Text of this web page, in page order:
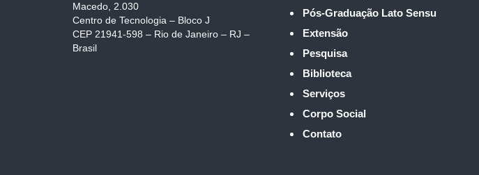
Macedo, 2.030
Centro de Tecnologia – Bloco J
CEP 21941-598 – Rio de Janeiro – RJ –
Brasil
Pós-Graduação Lato Sensu
Extensão
Pesquisa
Biblioteca
Serviços
Corpo Social
Contato